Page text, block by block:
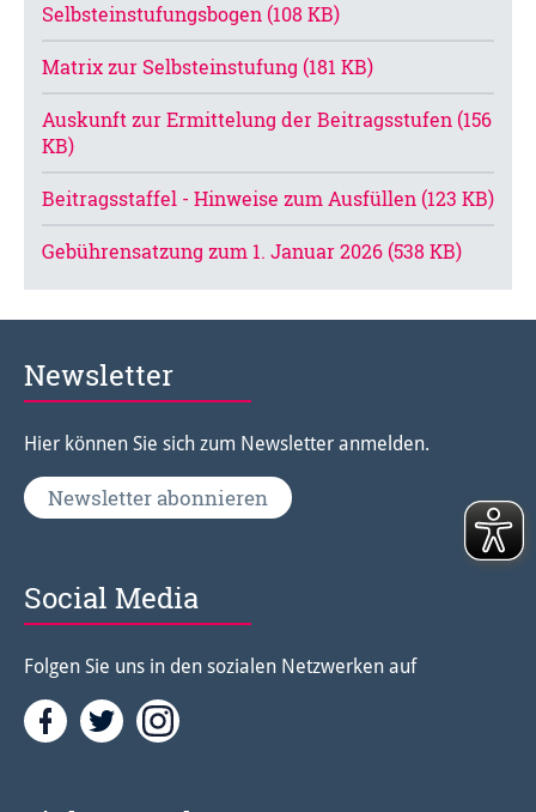
Selbsteinstufungsbogen (108 KB)
Matrix zur Selbsteinstufung (181 KB)
Auskunft zur Ermittelung der Beitragsstufen (156
KB)
Beitragsstaffel - Hinweise zum Ausfüllen (123 KB)
Gebührensatzung zum 1. Januar 2026 (538 KB)
Newsletter
Hier können Sie sich zum Newsletter anmelden.
Newsletter abonnieren
Social Media
Folgen Sie uns in den sozialen Netzwerken auf
FacebookTwitter<